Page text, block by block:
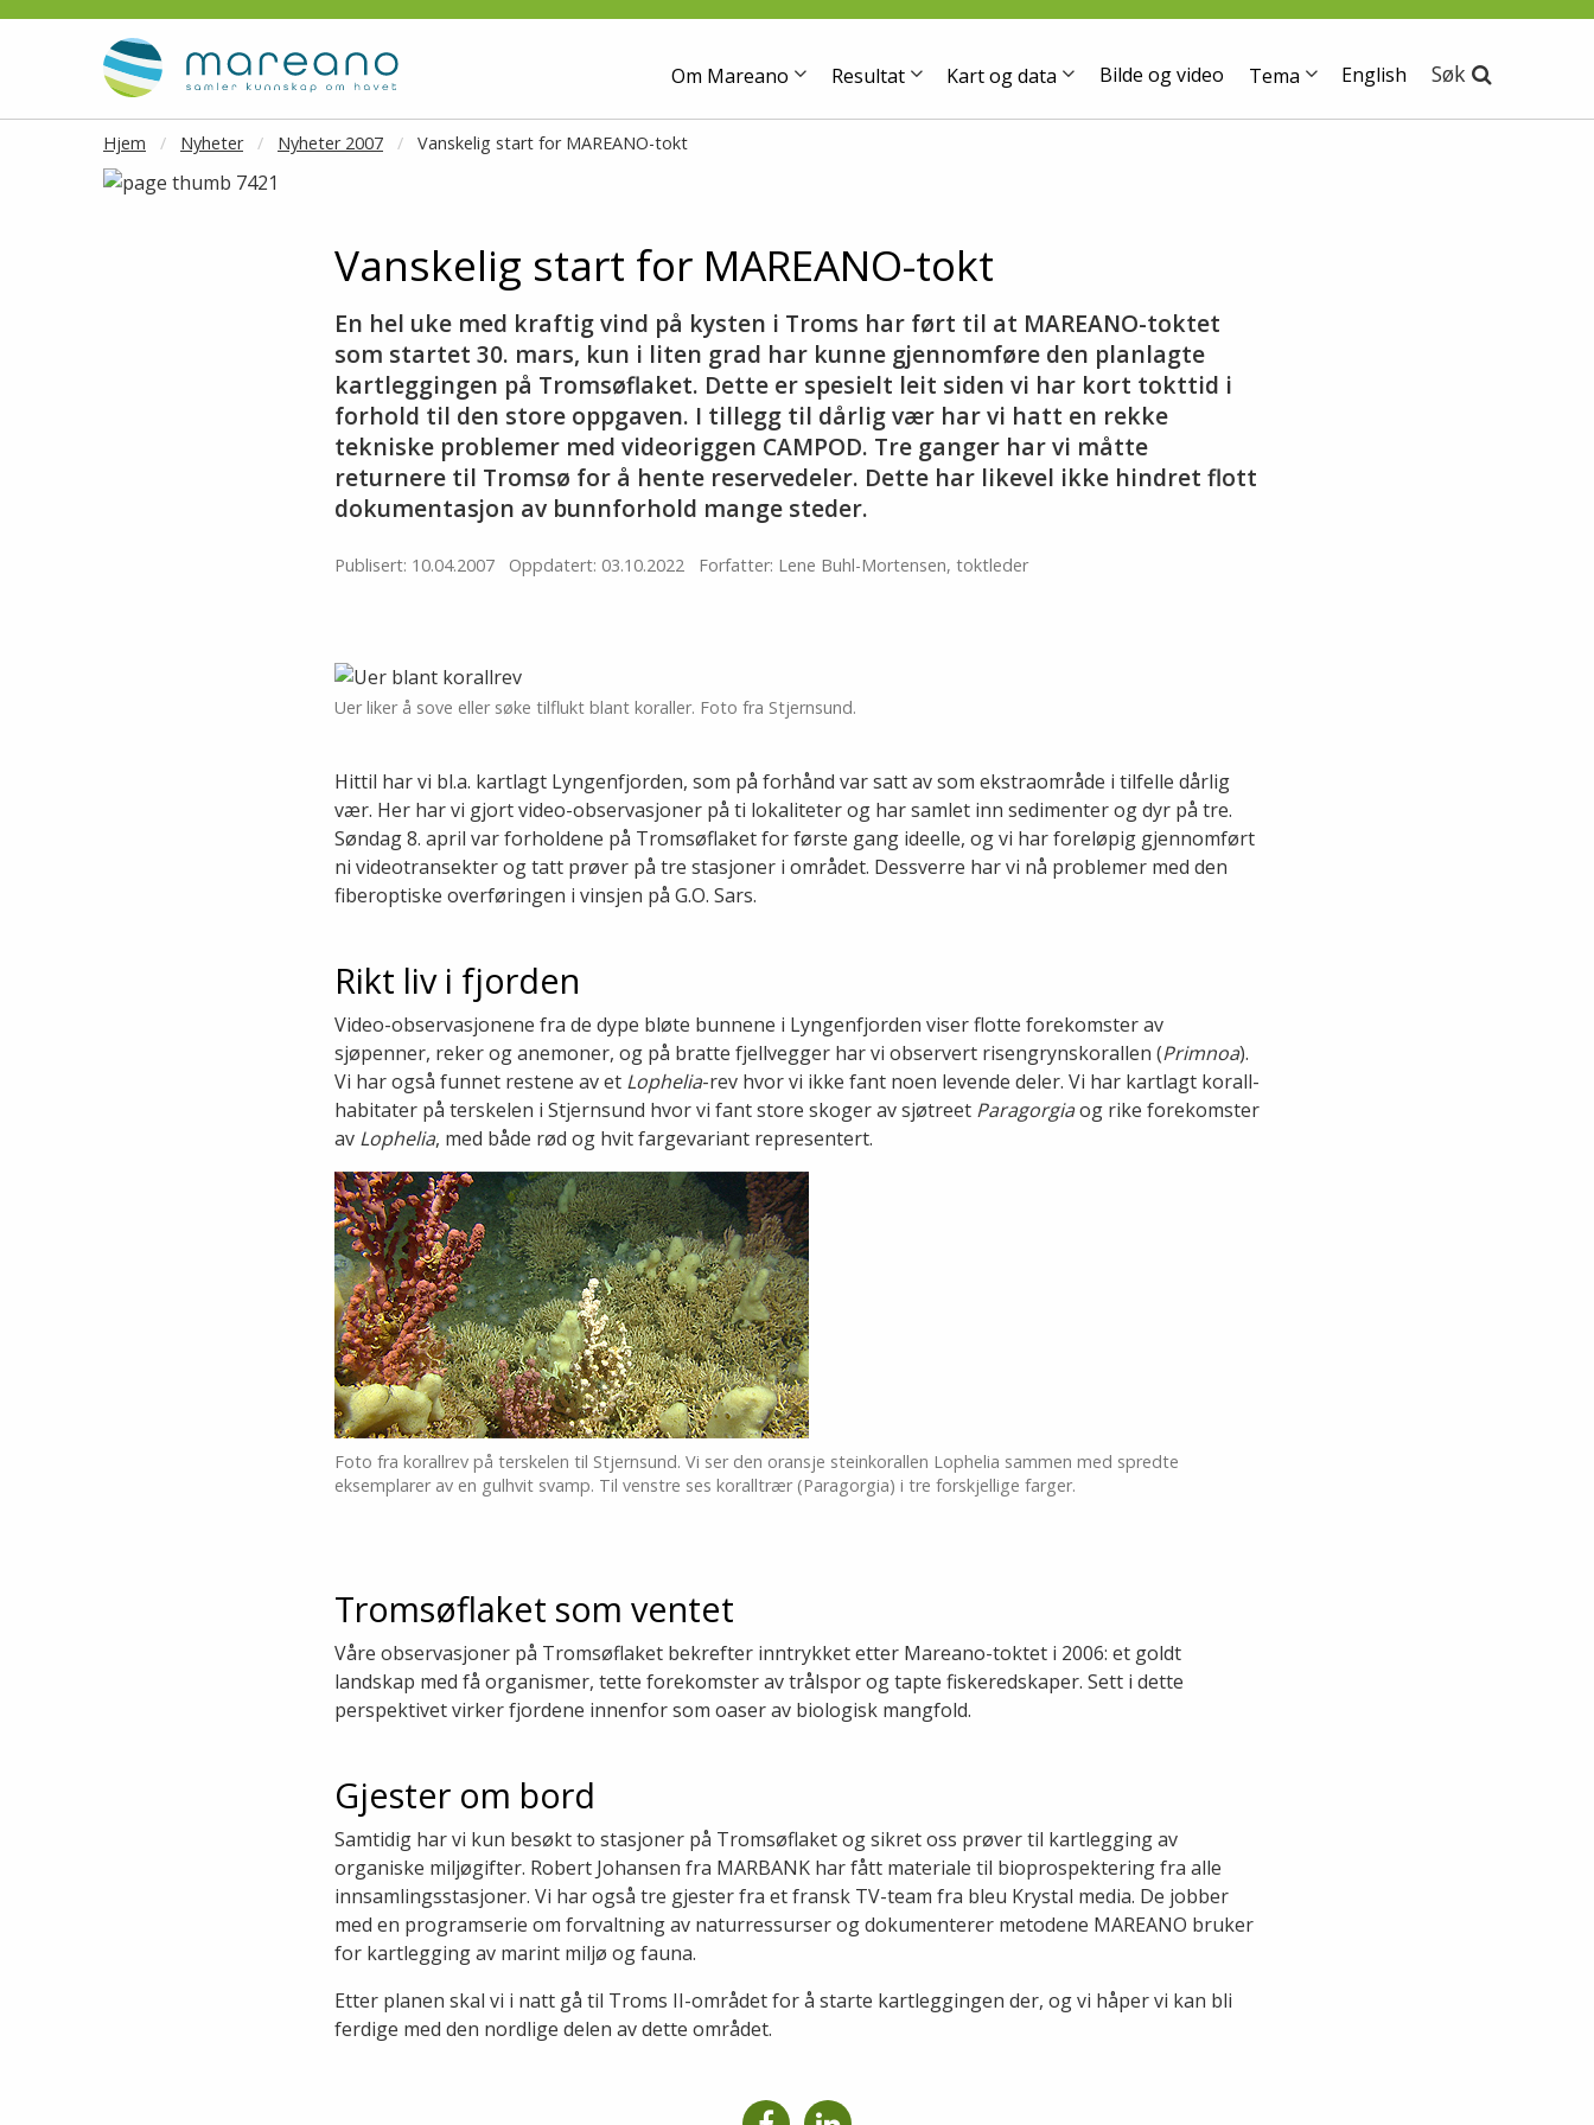
Gå til hovedinnhold
Om Mareano Resultat Kart og data Bilde og video Tema English Søk
Hjem Nyheter Nyheter 2007 Vanskelig start for MAREANO-tokt
Vanskelig start for MAREANO-tokt
En hel uke med kraftig vind på kysten i Troms har ført til at MAREANO-toktet
som startet 30. mars, kun i liten grad har kunne gjennomføre den planlagte
kartleggingen på Tromsøflaket. Dette er spesielt leit siden vi har kort tokttid i
forhold til den store oppgaven. I tillegg til dårlig vær har vi hatt en rekke
tekniske problemer med videoriggen CAMPOD. Tre ganger har vi måtte
returnere til Tromsø for å hente reservedeler. Dette har likevel ikke hindret flott
dokumentasjon av bunnforhold mange steder.
Publisert: 10.04.2007 Oppdatert: 03.10.2022 Forfatter: Lene Buhl-Mortensen, toktleder
Uer liker å sove eller søke tilflukt blant koraller. Foto fra Stjernsund.
Hittil har vi bl.a. kartlagt Lyngenfjorden, som på forhånd var satt av som ekstraområde i tilfelle dårlig
vær. Her har vi gjort video-observasjoner på ti lokaliteter og har samlet inn sedimenter og dyr på tre.
Søndag 8. april var forholdene på Tromsøflaket for første gang ideelle, og vi har foreløpig gjennomført
ni videotransekter og tatt prøver på tre stasjoner i området. Dessverre har vi nå problemer med den
fiberoptiske overføringen i vinsjen på G.O. Sars.
Rikt liv i fjorden
Video-observasjonene fra de dype bløte bunnene i Lyngenfjorden viser flotte forekomster av
sjøpenner, reker og anemoner, og på bratte fjellvegger har vi observert risengrynskorallen (Primnoa).
Vi har også funnet restene av et Lophelia-rev hvor vi ikke fant noen levende deler. Vi har kartlagt korall-
habitater på terskelen i Stjernsund hvor vi fant store skoger av sjøtreet Paragorgiaog rike forekomster
av Lophelia, med både rød og hvit fargevariant representert.
Foto fra korallrev på terskelen til Stjernsund. Vi ser den oransje steinkorallen Lophelia sammen med spredte
eksemplarer av en gulhvit svamp. Til venstre ses koralltrær (Paragorgia) i tre forskjellige farger.
Tromsøflaket som ventet
Våre observasjoner på Tromsøflaket bekrefter inntrykket etter Mareano-toktet i 2006: et goldt
landskap med få organismer, tette forekomster av trålspor og tapte fiskeredskaper. Sett i dette
perspektivet virker fjordene innenfor som oaser av biologisk mangfold.
Gjester om bord
Samtidig har vi kun besøkt to stasjoner på Tromsøflaket og sikret oss prøver til kartlegging av
organiske miljøgifter. Robert Johansen fra MARBANK har fått materiale til bioprospektering fra alle
innsamlingsstasjoner. Vi har også tre gjester fra et fransk TV-team fra bleu Krystal media. De jobber
med en programserie om forvaltning av naturressurser og dokumenterer metodene MAREANO bruker
for kartlegging av marint miljø og fauna.
Etter planen skal vi i natt gå til Troms II-området for å starte kartleggingen der, og vi håper vi kan bli
ferdige med den nordlige delen av dette området.